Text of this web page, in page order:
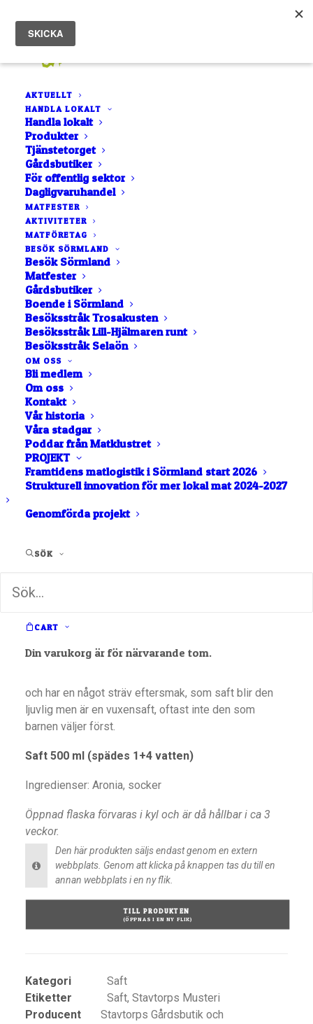
AKTUELLT
HANDLA LOKALT
Handla lokalt
Produkter
Tjänstetorget
Gårdsbutiker
För offentlig sektor
Dagligvaruhandel
MATFESTER
AKTIVITETER
MATFÖRETAG
BESÖK SÖRMLAND
Besök Sörmland
Matfester
Gårdsbutiker
Boende i Sörmland
Besöksstråk Trosakusten
Besöksstråk Lill-Hjälmaren runt
Besöksstråk Selaön
OM OSS
Bli medlem
Om oss
Kontakt
Vår historia
Våra stadgar
Poddar från Matklustret
PROJEKT
Framtidens matlogistik i Sörmland start 2026
Strukturell innovation för mer lokal mat 2024-2027
Genomförda projekt
SÖK
CART
Din varukorg är för närvarande tom.
Saft – Aronia
70kr
använder egna och närodlade råvaror och sötar saften
små satser om 50 liter. Våra produkter pastöriseras
innebär att den måste förvaras i kyl efter det att man
öppnat den.
och har en något sträv eftersmak, som saft blir den
ljuvlig men är en vuxensaft, oftast inte den som
barnen väljer först.
Saft 500 ml (spädes 1+4 vatten)
Ingredienser: Aronia, socker
Öppnad flaska förvaras i kyl och är då hållbar i ca 3
veckor.
Den här produkten säljs endast genom en extern
webbplats. Genom att klicka på knappen tas du till en
annan webbplats i en ny flik.
TILL PRODUKTEN
(ÖPPNAS I EN NY FLIK)
Kategori
Saft
Etiketter
Saft, Stavtorps Musteri
Producent
Stavtorps Gårdsbutik och